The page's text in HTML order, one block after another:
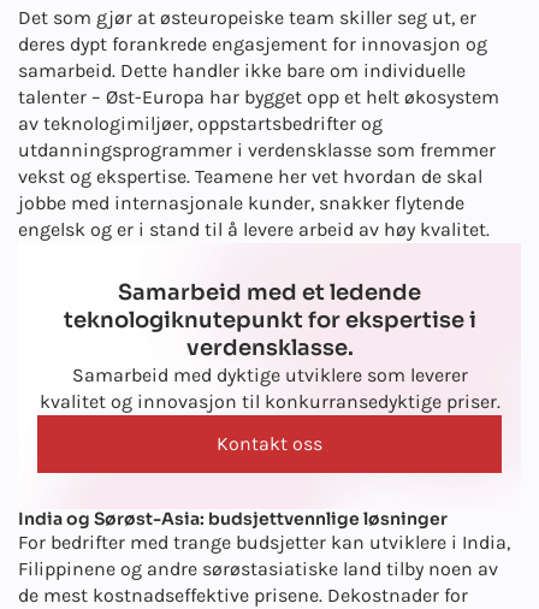
Det som gjør at østeuropeiske team skiller seg ut, er
deres dypt forankrede engasjement for innovasjon og
samarbeid. Dette handler ikke bare om individuelle
talenter – Øst-Europa har bygget opp et helt økosystem
av teknologimiljøer, oppstartsbedrifter og
utdanningsprogrammer i verdensklasse som fremmer
vekst og ekspertise. Teamene her vet hvordan de skal
jobbe med internasjonale kunder, snakker flytende
engelsk og er i stand til å levere arbeid av høy kvalitet.
Samarbeid med et ledende
teknologiknutepunkt for ekspertise i
verdensklasse.
Samarbeid med dyktige utviklere som leverer
kvalitet og innovasjon til konkurransedyktige priser.
Kontakt oss
India og Sørøst-Asia: budsjettvennlige løsninger
For bedrifter med trange budsjetter kan utviklere i India,
Filippinene og andre sørøstasiatiske land tilby noen av
de mest kostnadseffektive prisene. Dekostnader for